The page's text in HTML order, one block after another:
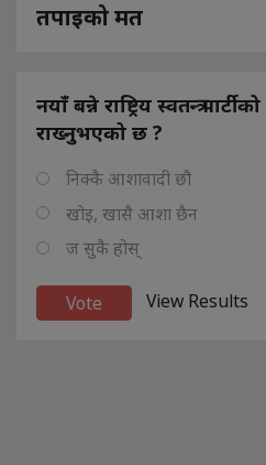
तपाइको मत
नयाँ बन्ने राष्ट्रिय स्वतन्त्र
राख्नुभएको छ ?
निक्कै आशावादी छौ
खोइ, खासै आशा छैन
ज सुकै होस्
View Results